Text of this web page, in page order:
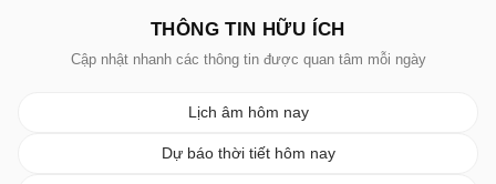
THÔNG TIN HỮU ÍCH
Cập nhật nhanh các thông tin được quan tâm mỗi ngày
Lịch âm hôm nay
Dự báo thời tiết hôm nay